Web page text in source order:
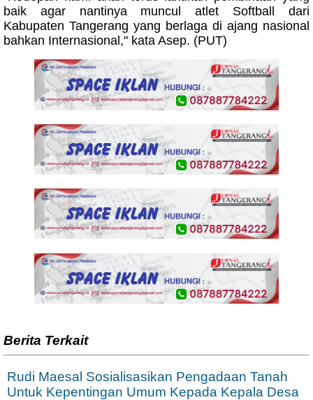
baik agar nantinya muncul atlet Softball dari
Kabupaten Tangerang yang berlaga di ajang nasional
bahkan Internasional," kata Asep. (PUT)
Berita Terkait
Rudi Maesal Sosialisasikan Pengadaan Tanah
Untuk Kepentingan Umum Kepada Kepala Desa